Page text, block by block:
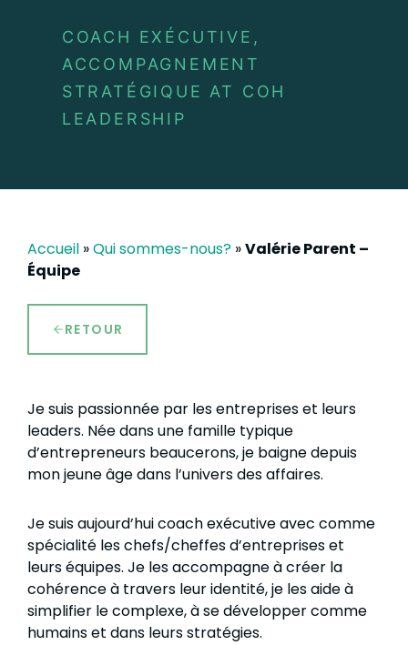
COACH EXÉCUTIVE,
ACCOMPAGNEMENT
STRATÉGIQUE AT COH
LEADERSHIP
Accueil »Qui sommes-nous? »Valérie Parent –
Équipe
RETOUR
Je suis passionnée par les entreprises et leurs
leaders. Née dans une famille typique
d’entrepreneurs beaucerons, je baigne depuis
mon jeune âge dans l’univers des affaires.
Je suis aujourd’hui coach exécutive avec comme
spécialité les chefs/cheffes d’entreprises et
leurs équipes. Je les accompagne à créer la
cohérence à travers leur identité, je les aide à
simplifier le complexe, à se développer comme
humains et dans leurs stratégies.